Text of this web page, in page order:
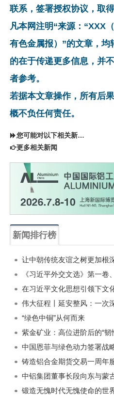
联系，签署授权协议，取
凡本网注明“来源：“XXX
有色金属报）”的文章，均
的在于传递更多信息，并
者参考。
若据本文章操作，所有后
概不负任何责任。
您可能对以下相关新闻同样感兴趣
更多相关新闻
新闻排行榜
《习近平外交文选》第一卷
“绿色中铜”从何而来
紫金矿业：高位进阶后的“韧
中国恩菲与绿色动力签署战
铸造铝合金期货交易一周年